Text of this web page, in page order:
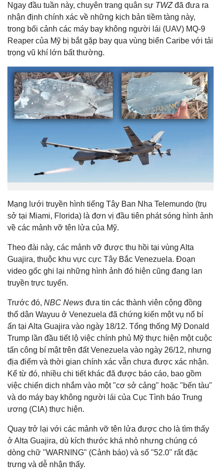
Ngay đầu tuần này, chuyên trang quân sự TWZđã đưa ra
nhận định chính xác về những kịch bản tiềm tàng này,
trong bối cảnh các máy bay không người lái (UAV) MQ-9
Reaper của Mỹ bị bắt gặp bay qua vùng biển Caribe với tải
trọng vũ khí lớn bất thường.
Mạng lưới truyền hình tiếng Tây Ban Nha Telemundo (trụ
sở tại Miami, Florida) là đơn vị đầu tiên phát sóng hình ảnh
về các mảnh vỡ tên lửa của Mỹ.
Theo đài này, các mảnh vỡ được thu hồi tại vùng Alta
Guajira, thuộc khu vực cực Tây Bắc Venezuela. Đoạn
video gốc ghi lại những hình ảnh đó hiện cũng đang lan
truyền trực tuyến.
Trước đó, NBC News đưa tin các thành viên cộng đồng
thổ dân Wayuu ở Venezuela đã chứng kiến một vụ nổ bí
ẩn tại Alta Guajira vào ngày 18/12. Tổng thống Mỹ Donald
Trump lần đầu tiết lộ việc chính phủ Mỹ thực hiện một cuộc
tấn công bí mật trên đất Venezuela vào ngày 26/12, nhưng
địa điểm và thời gian chính xác vẫn chưa được xác nhận.
Kể từ đó, nhiều chi tiết khác đã được báo cáo, bao gồm
việc chiến dịch nhắm vào một "cơ sở cảng" hoặc "bến tàu"
và do máy bay không người lái của Cục Tình báo Trung
ương (CIA) thực hiện.
Quay trở lại với các mảnh vỡ tên lửa được cho là tìm thấy
ở Alta Guajira, dù kích thước khá nhỏ nhưng chúng có
dòng chữ "WARNING" (Cảnh báo) và số "52.0" rất đặc
trưng và dễ nhận thấy.